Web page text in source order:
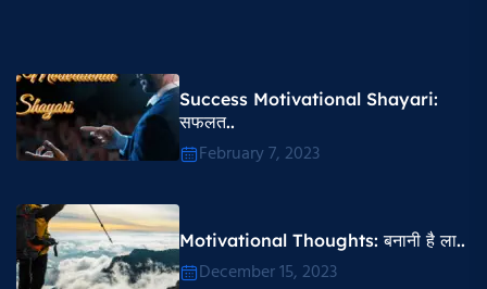
Success Motivational Shayari​:
सफलत..
February 7, 2023
Motivational Thoughts​: बनानी है ला..
December 15, 2023